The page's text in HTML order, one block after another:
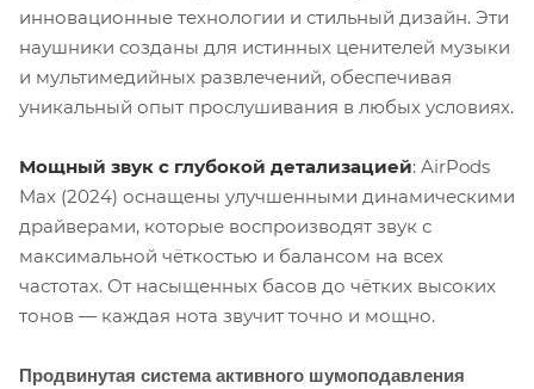
инновационные технологии и стильный дизайн. Эти
наушники созданы для истинных ценителей музыки
и мультимедийных развлечений, обеспечивая
уникальный опыт прослушивания в любых условиях.
Мощный звук с глубокой детализацией: AirPods
Max (2024) оснащены улучшенными динамическими
драйверами, которые воспроизводят звук с
максимальной чёткостью и балансом на всех
частотах. От насыщенных басов до чётких высоких
тонов — каждая нота звучит точно и мощно.
Продвинутая система активного шумоподавления